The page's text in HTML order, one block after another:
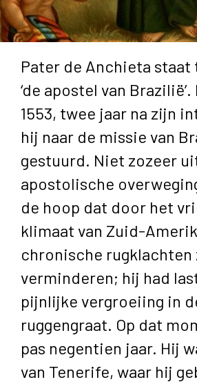
Pater de Anchieta staat
‘de apostel van
1553, twee jaar na zijn
hij naar de missie van
gestuurd. Niet zozeer
apostolische
de hoop dat door het
klimaat van Zuid-
chronische rugklachten
verminderen; hij had
pijnlijke vergroeiing in
ruggengraat. Op dat
pas negentien jaar. Hij
van Tenerife, waar hij